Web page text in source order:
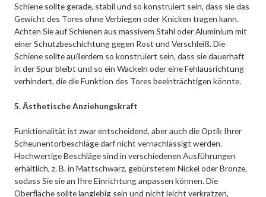
Schiene sollte gerade, stabil und so konstruiert sein, dass sie das
Gewicht des Tores ohne Verbiegen oder Knicken tragen kann.
Achten Sie auf Schienen aus massivem Stahl oder Aluminium mit
einer Schutzbeschichtung gegen Rost und Verschleiß. Die
Schiene sollte außerdem so konstruiert sein, dass sie dauerhaft
in der Spur bleibt und so ein Wackeln oder eine Fehlausrichtung
verhindert, die die Funktion des Tores beeinträchtigen könnte.
5. Ästhetische Anziehungskraft
Funktionalität ist zwar entscheidend, aber auch die Optik Ihrer
Scheunentorbeschläge darf nicht vernachlässigt werden.
Hochwertige Beschläge sind in verschiedenen Ausführungen
erhältlich, z. B. in Mattschwarz, gebürstetem Nickel oder Bronze,
sodass Sie sie an Ihre Einrichtung anpassen können. Die
Oberfläche sollte langlebig sein und nicht leicht verkratzen,